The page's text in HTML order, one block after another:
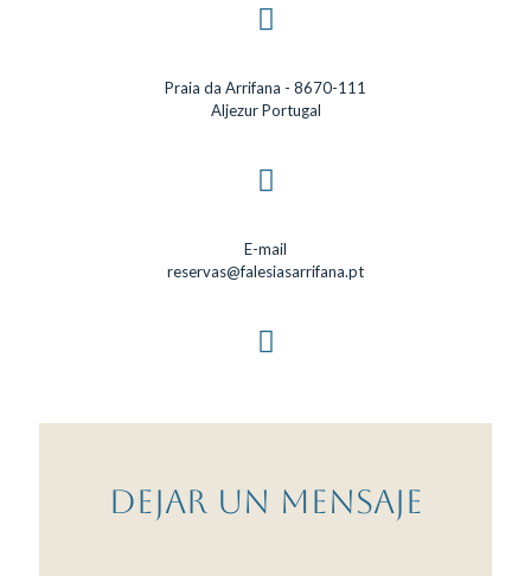
Praia da Arrifana - 8670-111
Aljezur Portugal
E-mail
reservas@falesiasarrifana.pt
Dejar un mensaje